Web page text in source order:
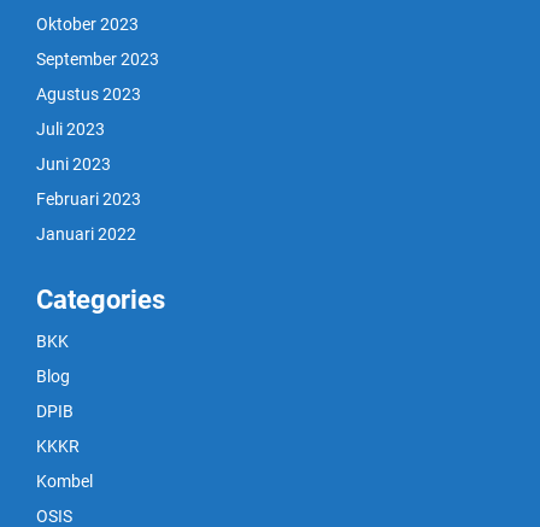
Oktober 2023
September 2023
Agustus 2023
Juli 2023
Juni 2023
Februari 2023
Januari 2022
Categories
BKK
Blog
DPIB
KKKR
Kombel
OSIS